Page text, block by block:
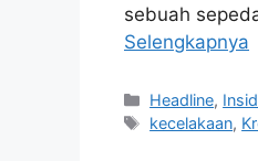
sebuah
Selengkapnya
Kategori
Headline,
Tag
kecelakaan,